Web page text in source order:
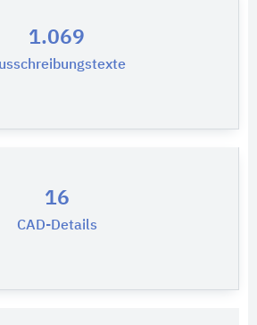
1.069
16
CAD-Details